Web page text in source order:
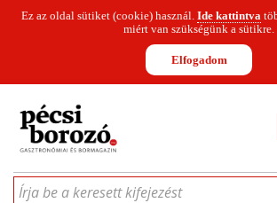
Ez az oldal sütiket (cookie) használ. Ide kattintva
miért van szükségünk a sütikre.
Elfogadom
CIKKEKHÍREKINFOGRAFIKÁK
Írja be a keresett kifejezést